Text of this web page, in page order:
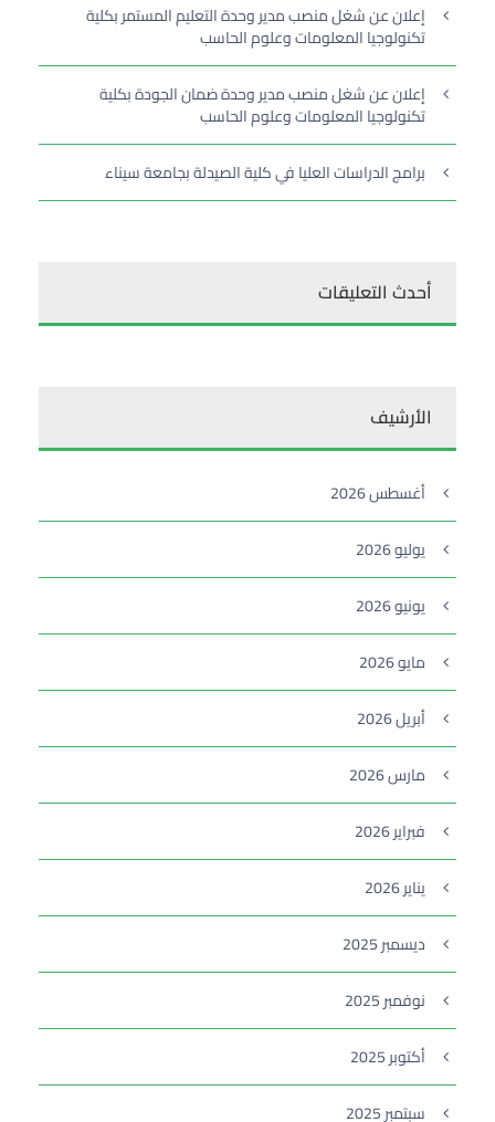
إعلان عن شغل منصب مدير وحدة التعليم المستمر بكلية
تكنولوجيا المعلومات وعلوم الحاسب
إعلان عن شغل منصب مدير وحدة ضمان الجودة بكلية
تكنولوجيا المعلومات وعلوم الحاسب
برامج الدراسات العليا في كلية الصيدلة بجامعة سيناء
أحدث التعليقات
الأرشيف
أغسطس 2026
يوليو 2026
يونيو 2026
مايو 2026
أبريل 2026
مارس 2026
فبراير 2026
يناير 2026
ديسمبر 2025
نوفمبر 2025
أكتوبر 2025
سبتمبر 2025